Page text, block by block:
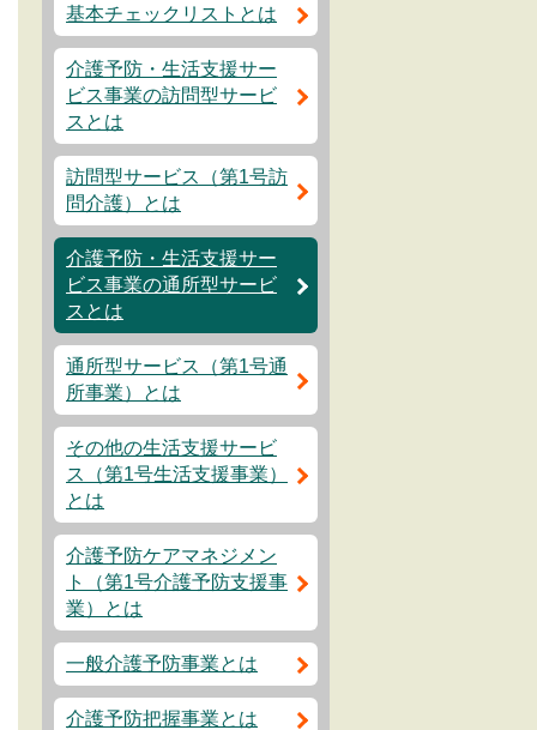
基本チェックリストとは
介護予防・生活支援サー
ビス事業の訪問型サービ
スとは
訪問型サービス（第1号訪
問介護）とは
介護予防・生活支援サー
ビス事業の通所型サービ
スとは
通所型サービス（第1号通
所事業）とは
その他の生活支援サービ
ス（第1号生活支援事業）
とは
介護予防ケアマネジメン
ト（第1号介護予防支援事
業）とは
一般介護予防事業とは
介護予防把握事業とは